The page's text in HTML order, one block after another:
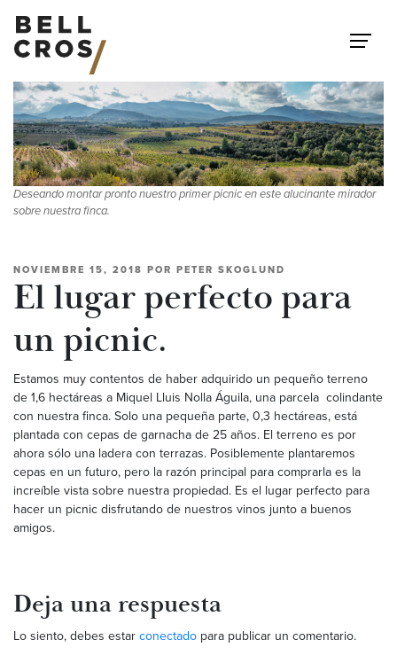
Deseando montar pronto nuestro primer picnic en este alucinante mirador
sobre nuestra finca.
NOVIEMBRE 15, 2018 POR PETER SKOGLUND
El lugar perfecto para
un picnic.
Estamos muy contentos de haber adquirido un pequeño terreno
de 1,6 hectáreas a Miquel Lluis Nolla Águila, una parcela colindante
con nuestra finca. Solo una pequeña parte, 0,3 hectáreas, está
plantada con cepas de garnacha de 25 años. El terreno es por
ahora sólo una ladera con terrazas. Posiblemente plantaremos
cepas en un futuro, pero la razón principal para comprarla es la
increíble vista sobre nuestra propiedad. Es el lugar perfecto para
hacer un picnic disfrutando de nuestros vinos junto a buenos
amigos.
Deja una respuesta
Lo siento, debes estar conectado para publicar un comentario.